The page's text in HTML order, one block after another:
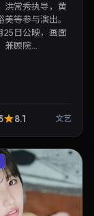
洪常秀执导，黄
美等参与演出。
25日公映，画面
顾院...
8.1 文艺